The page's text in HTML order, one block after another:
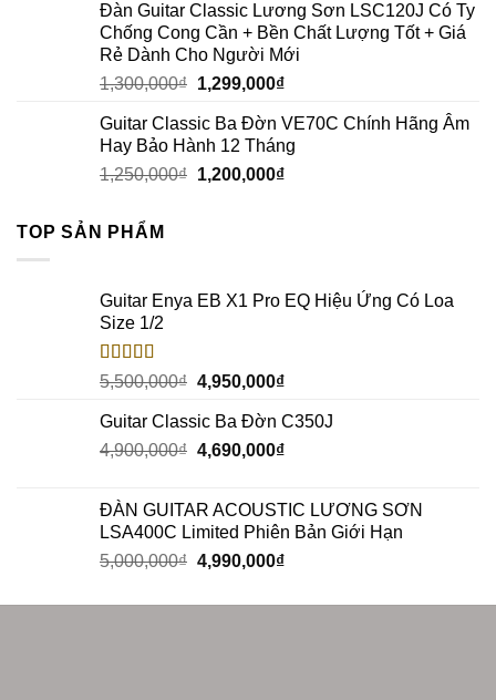
Đàn Guitar Classic Lương Sơn LSC120J Có Ty
Chống Cong Cần + Bền Chất Lượng Tốt + Giá
Rẻ Dành Cho Người Mới
1,300,000₫ 1,299,000₫
Guitar Classic Ba Đờn VE70C Chính Hãng Âm
Hay Bảo Hành 12 Tháng
1,250,000₫ 1,200,000₫
TOP SẢN PHẨM
Guitar Enya EB X1 Pro EQ Hiệu Ứng Có Loa
Size 1/2
Rated5.00
out of 5
5,500,000₫ 4,950,000₫
Guitar Classic Ba Đờn C350J
4,900,000₫ 4,690,000₫
ĐÀN GUITAR ACOUSTIC LƯƠNG SƠN
LSA400C Limited Phiên Bản Giới Hạn
5,000,000₫ 4,990,000₫